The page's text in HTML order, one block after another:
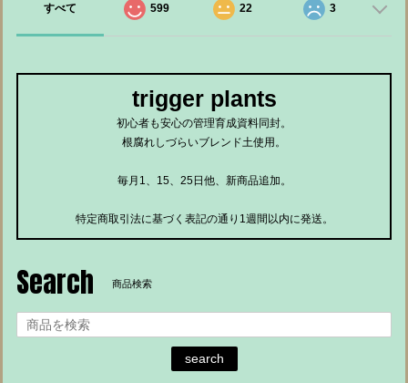
すべて 599 22 3
trigger plants
初心者も安心の管理育成資料同封。
根腐れしづらいブレンド土使用。
毎月1、15、25日他、新商品追加。
特定商取引法に基づく表記の通り1週間以内に発送。
Search 商品検索
search